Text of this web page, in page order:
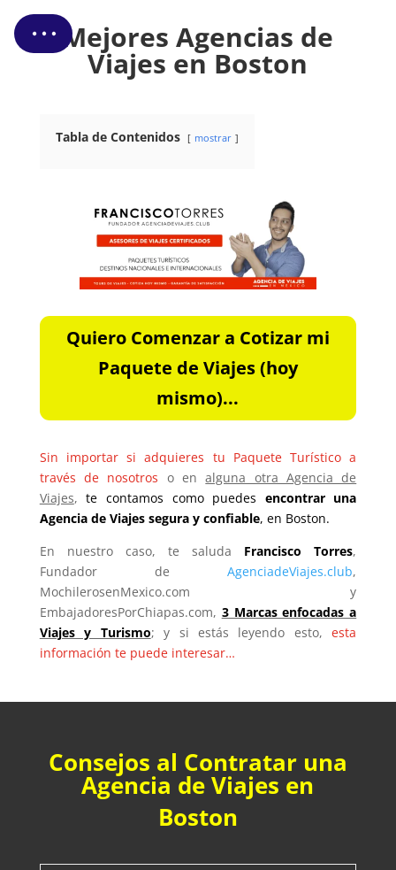
Mejores Agencias de
Viajes en Boston
Tabla de Contenidos mostrar
Quiero Comenzar a Cotizar mi
Paquete de Viajes (hoy
mismo)...
Sin importar si adquieres tu Paquete Turístico a
través de nosotros o enalguna otra Agencia de
Viajes,te contamos como puedes encontrar una
Agencia de Viajes segura y confiable, en Boston.
En nuestro caso, te saluda Francisco Torres,
Fundador deAgenciadeViajes.club,
MochilerosenMexico.com y
EmbajadoresPorChiapas.com, 3 Marcas enfocadas a
Viajes y Turismo; y si estás leyendo esto, esta
información te puede interesar…
Consejos al Contratar una
Agencia de Viajes en
Boston